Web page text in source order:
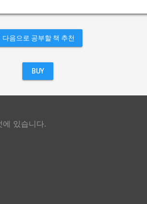
다음으로 공부할 책 추천
BUY
있습니다.